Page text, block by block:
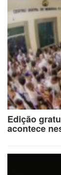
Edição
acontece